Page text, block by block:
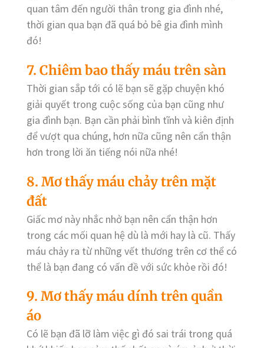
quan tâm đến người thân trong gia đình nhé,
thời gian qua bạn đã quá bỏ bê gia đình mình
đó!
7. Chiêm bao thấy máu trên sàn
Thời gian sắp tới có lẽ bạn sẽ gặp chuyện khó
giải quyết trong cuộc sống của bạn cũng như
gia đình bạn. Bạn cần phải bình tĩnh và kiên định
để vượt qua chúng, hơn nữa cũng nên cẩn thận
hơn trong lời ăn tiếng nói nữa nhé!
8. Mơ thấy máu chảy trên mặt
đất
Giấc mơ này nhắc nhở bạn nên cẩn thận hơn
trong các mối quan hệ dù là mới hay là cũ. Thấy
máu chảy ra từ những vết thương trên cơ thể có
thể là bạn đang có vấn đề với sức khỏe rồi đó!
9. Mơ thấy máu dính trên quần
áo
Có lẽ bạn đã lỡ làm việc gì đó sai trái trong quá